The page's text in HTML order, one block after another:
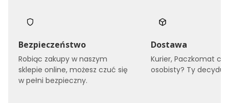
Bezpieczeństwo
Robiąc zakupy w naszym
sklepie online, możesz czuć się
w pełni bezpieczny.
Dostawa
Kurier, Paczkomat
osobisty? Ty